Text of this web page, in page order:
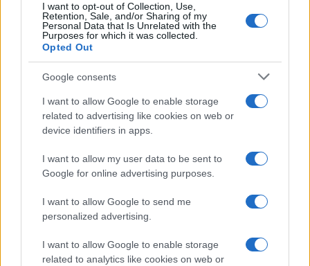
I want to opt-out of Collection, Use,
Retention, Sale, and/or Sharing of my
Personal Data that Is Unrelated with the
Purposes for which it was collected.
Opted Out
Google consents
I want to allow Google to enable storage
related to advertising like cookies on web or
device identifiers in apps.
I want to allow my user data to be sent to
Google for online advertising purposes.
I want to allow Google to send me
personalized advertising.
I want to allow Google to enable storage
related to analytics like cookies on web or
AUTORE
Susanna Riva
Susanna Riva osserva Bologna dalla finestra
dell’Archivio di Stato dove una volta ha
passato una settimana a consultare faldoni
segnò la scelta editoriale di approfondire
responsabilità istituzionali. Tiene linea critica
nella redazione, amante del caffè lungo e del